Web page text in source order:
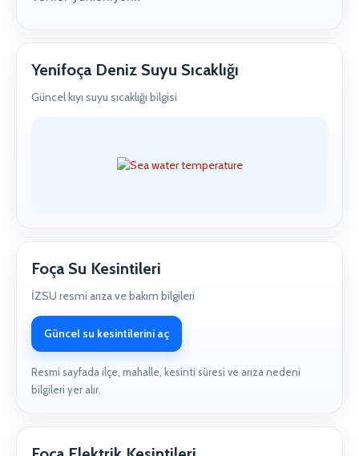
Yenifoça Deniz Suyu Sıcaklığı
Güncel kıyı suyu sıcaklığı bilgisi
Foça Su Kesintileri
İZSU resmi arıza ve bakım bilgileri
Güncel su kesintilerini aç
Resmi sayfada ilçe, mahalle, kesinti süresi ve arıza nedeni
bilgileri yer alır.